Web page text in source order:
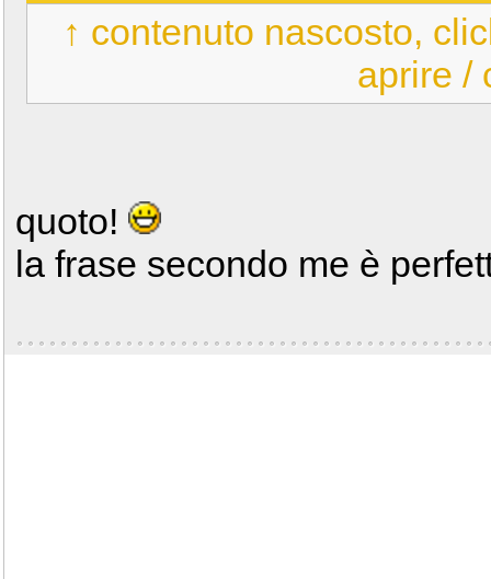
↑ contenuto nascosto,
aprire /
quoto!
la frase secondo me è